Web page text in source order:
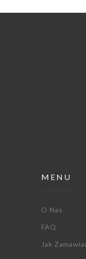
MENU
O Nas
FAQ
Jak